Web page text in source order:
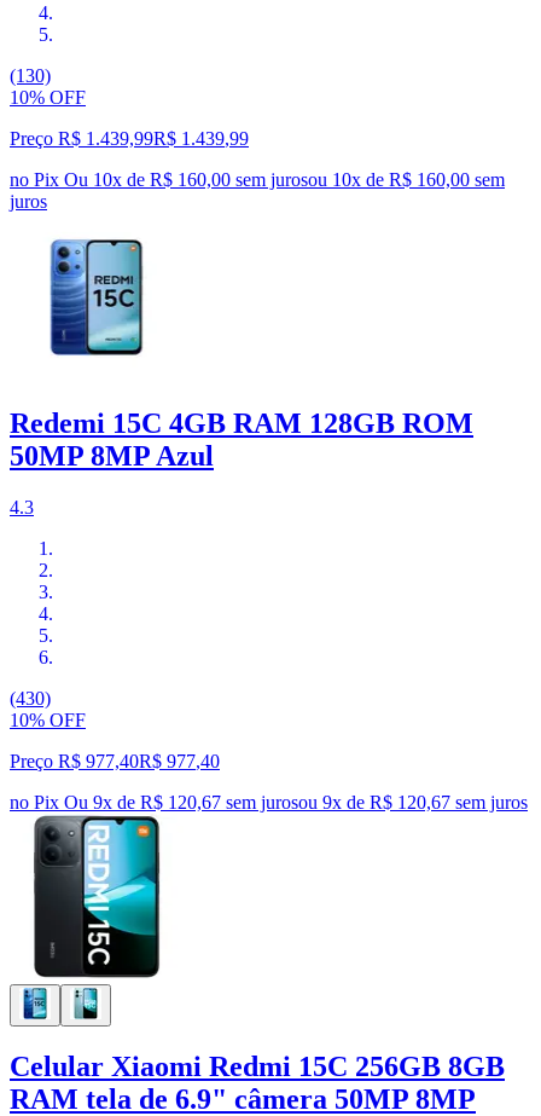
(130)
10% OFF
Preço R$ 1.439,99R$ 1.439,99
no Pix Ou 10x de R$ 160,00 sem jurosou 10x de R$ 160,00 sem
juros
Redemi 15C 4GB RAM 128GB ROM
50MP 8MP Azul
4.3
(430)
10% OFF
Preço R$ 977,40R$ 977,40
no Pix Ou 9x de R$ 120,67 sem jurosou 9x de R$ 120,67 sem juros
Celular Xiaomi Redmi 15C 256GB 8GB
RAM tela de 6.9" câmera 50MP 8MP